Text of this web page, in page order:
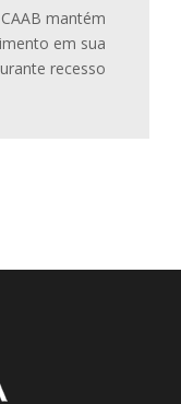
CAAB mantém
em sua
recesso